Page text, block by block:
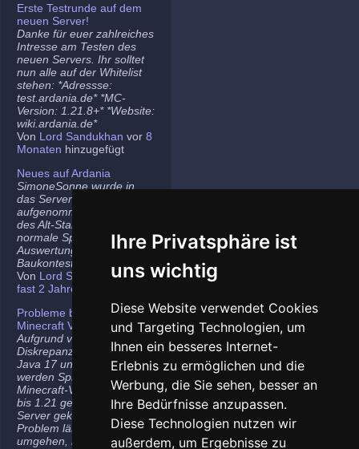
Ihre Privatsphäre ist
uns wichtig
Diese Website verwendet Cookies
und Targeting Technologien, um
Ihnen ein besseres Internet-
Erlebnis zu ermöglichen und die
Werbung, die Sie sehen, besser an
Ihre Bedürfnisse anzupassen.
Diese Technologien nutzen wir
außerdem, um Ergebnisse zu
Erste Testrunde auf dem
neuen Server!
Danke für euer zahlreiches
Intresse am Testen des
neuen Servers. Ihr solltet
nun alle auf der Whitelist
stehen: *Adressse:
test.ardania.de* *MC-
Version: 1.21.8+* *Website:
wiki.ardania.de*
Von Lord Sandukhan vor 8
Monaten hinzugefügt
Neues auf Ardania
SimoneSonne wurde in
das Server-Team
aufgenommen, Freigabe
des Alt-Stammi Ranges für
normale Spieler,
Auswertung des letzten
Baukontest.
Von Lord Sandukhanvor
fast 2 Jahren
Probleme bei neueren
Minecraft Versionen
Aufgrund von
Diskrepanzen zwischen
Java 17 und Java 21
werden Spieler auf den
Minecraft-Versionen 1.20.5
bis 1.21 gelegentlich vom
Server gekickt. Das
Problem lässt sich
umgehen, indem ihr die